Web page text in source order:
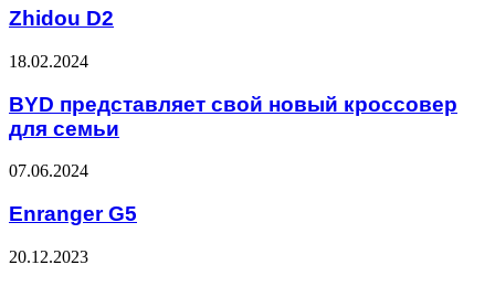
Zhidou D2
18.02.2024
BYD представляет свой новый кроссовер
для семьи
07.06.2024
Enranger G5
20.12.2023